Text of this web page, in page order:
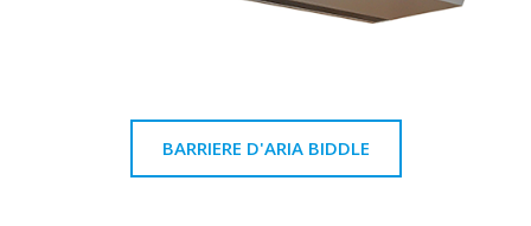
BARRIERE D'ARIA BIDDLE